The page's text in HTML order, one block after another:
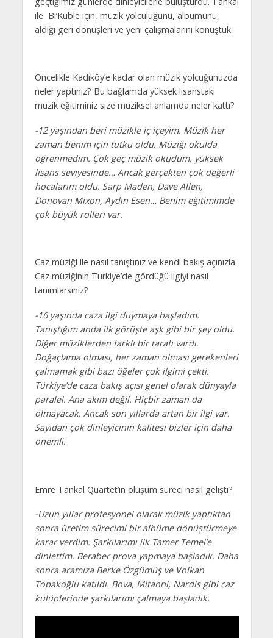
ile Bi’Kuble için, müzik yolculuğunu, albümünü,
aldığı geri dönüşleri ve yeni çalışmalarını konuştuk.
Öncelikle Kadıköy’e kadar olan müzik yolcuğunuzda
neler yaptınız? Bu bağlamda yüksek lisanstaki
müzik eğitiminiz size müziksel anlamda neler kattı?
-12 yaşından beri müzikle iç içeyim. Müzik her
zaman benim için tutku oldu. Müziği okulda
öğrenmedim. Çok geç müzik okudum, yüksek
lisans seviyesinde… Ancak gerçekten çok değerli
hocalarım oldu. Sarp Maden, Dave Allen,
Donovan Mixon, Aydın Esen… Benim eğitimimde
çok büyük rolleri var.
Caz müziği ile nasıl tanıştınız ve kendi bakış açınızla
Caz müziğinin Türkiye’de gördüğü ilgiyi nasıl
tanımlarsınız?
-16 yaşında caza ilgi duymaya başladım.
Tanıştığım anda ilk görüşte aşk gibi bir şey oldu.
Diğer müziklerden farklı bir tarafı vardı.
Doğaçlama olması, her zaman olması gerekenleri
çalmamak gibi bazı öğeler çok ilgimi çekti.
Türkiye’de caza bakış açısı genel olarak dünyayla
paralel. Ana akım değil. Hiçbir zaman da
olmayacak. Ancak son yıllarda artan bir ilgi var.
Sayıdan çok dinleyicinin kalitesi bizler için daha
önemli.
Emre Tankal Quartet’in oluşum süreci nasıl gelişti?
-Uzun yıllar profesyonel olarak müzik yaptıktan
sonra üretim sürecimi bir albüme dönüştürmeye
karar verdim. Şarkılarımı ilk Tamer Temel’e
dinlettim. Beraber prova yapmaya başladık. Daha
sonra aramıza Berke Özgümüş ve Volkan
Topakoğlu katıldı. Bova, Mitanni, Nardis gibi caz
kulüplerinde şarkılarımı çalmaya başladık.